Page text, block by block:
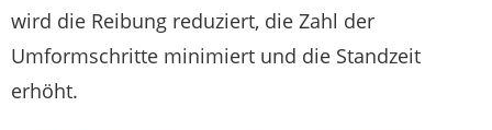
wird die Reibung reduziert, die Zahl der
Umformschritte minimiert und die Standzeit
erhöht.